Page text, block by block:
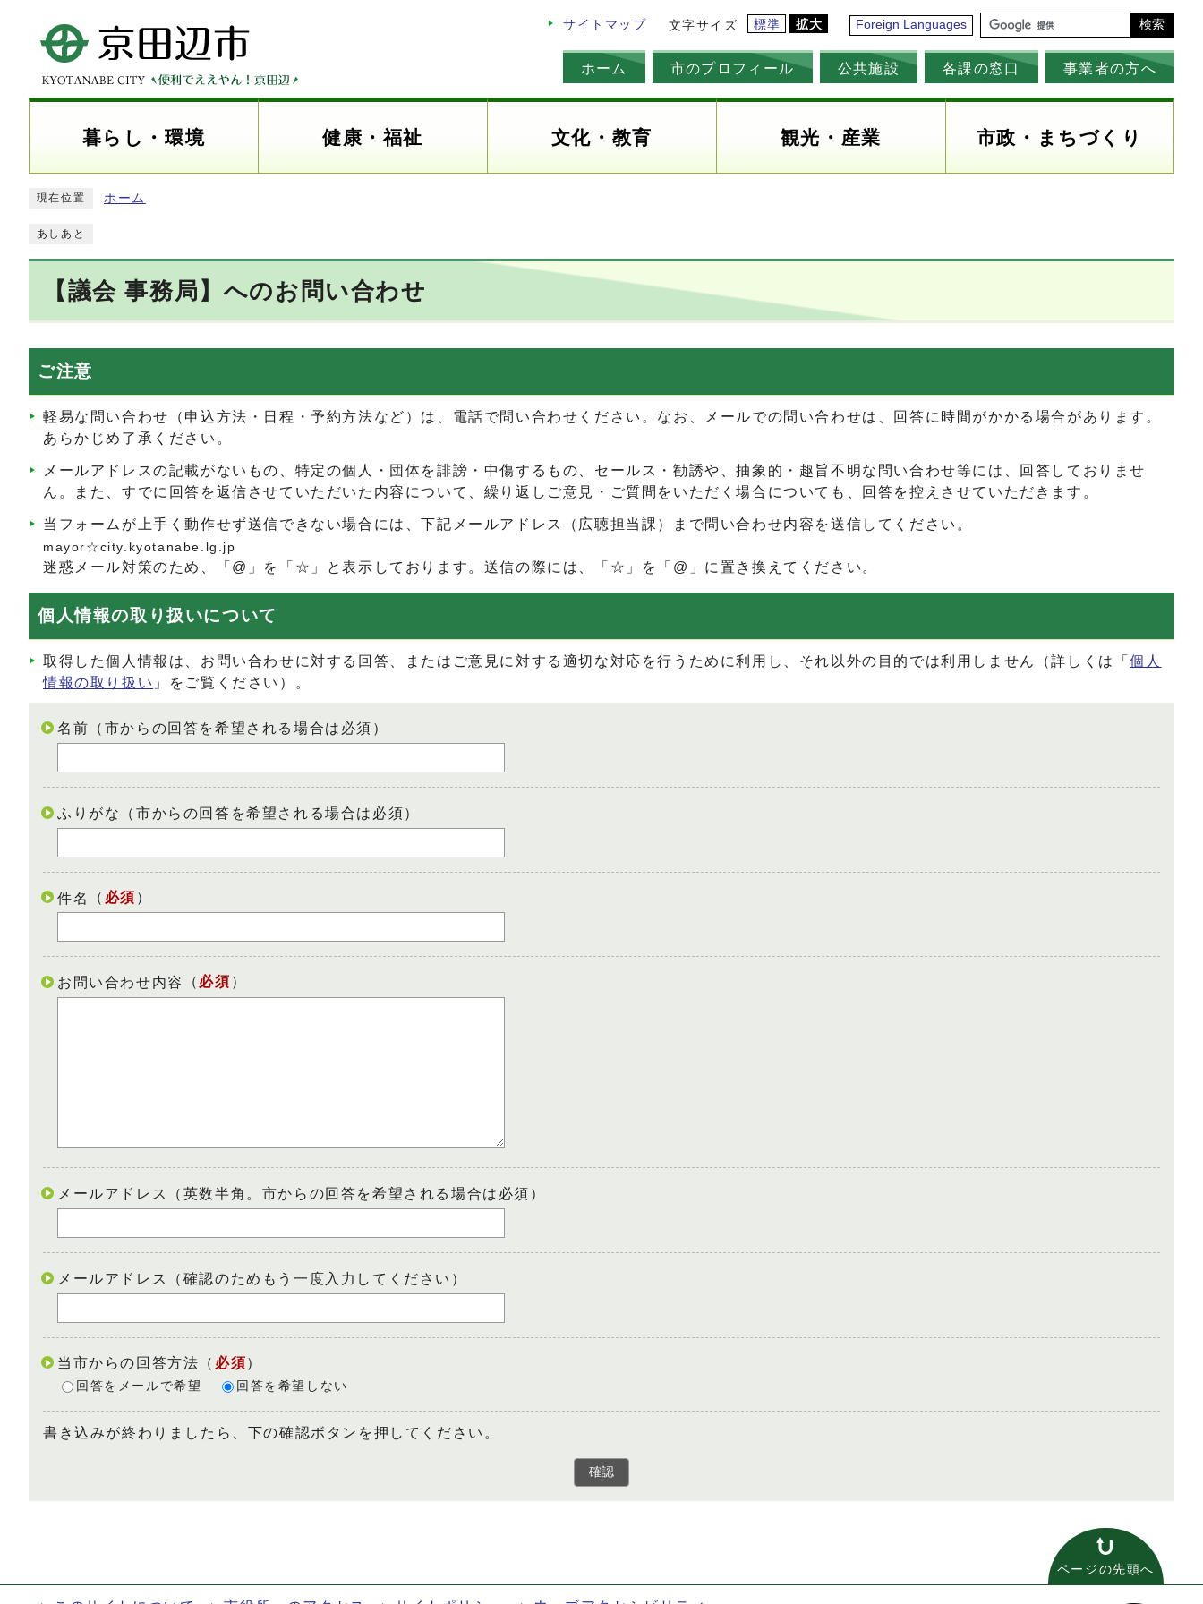
サイトマップ 文字サイズ 標準 拡大 Foreign Languages 検索
ホーム 市のプロフィール 公共施設 各課の窓口 事業者の方へ
暮らし・環境 健康・福祉 文化・教育 観光・産業 市政・まちづくり
現在位置 ホーム
あしあと
【議会 事務局】へのお問い合わせ
ご注意
軽易な問い合わせ（申込方法・日程・予約方法など）は、電話で問い合わせください。なお、メールでの問い合わせは、回答に時間がかかる場合があります。
あらかじめ了承ください。
メールアドレスの記載がないもの、特定の個人・団体を誹謗・中傷するもの、セールス・勧誘や、抽象的・趣旨不明な問い合わせ等には、回答しておりませ
ん。また、すでに回答を返信させていただいた内容について、繰り返しご意見・ご質問をいただく場合についても、回答を控えさせていただきます。
当フォームが上手く動作せず送信できない場合には、下記メールアドレス（広聴担当課）まで問い合わせ内容を送信してください。
mayor☆city.kyotanabe.lg.jp
迷惑メール対策のため、「@」を「☆」と表示しております。送信の際には、「☆」を「@」に置き換えてください。
個人情報の取り扱いについて
取得した個人情報は、お問い合わせに対する回答、またはご意見に対する適切な対応を行うために利用し、それ以外の目的では利用しません（詳しくは「個人
情報の取り扱い 」をご覧ください）。
名前（市からの回答を希望される場合は必須）
ふりがな（市からの回答を希望される場合は必須）
件名 （ 必須 ）
お問い合わせ内容 （ 必須 ）
メールアドレス（英数半角。市からの回答を希望される場合は必須）
メールアドレス（確認のためもう一度入力してください）
当市からの回答方法 （ 必須）
回答をメールで希望 回答を希望しない
書き込みが終わりましたら、下の確認ボタンを押してください。
確認
ページの先頭へ